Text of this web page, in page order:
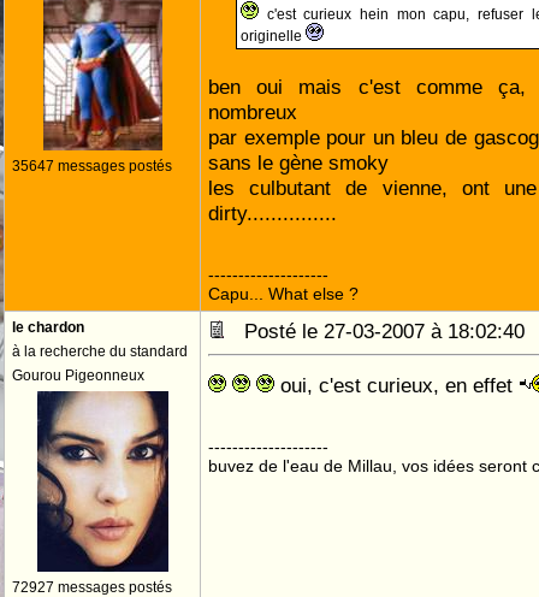
35647 messages postés
c'est curieux hein mon capu, refuser
originelle
ben oui mais c'est comme ça,
nombreux
par exemple pour un bleu de
sans le gène smoky
les culbutant de vienne, ont
dirty...............
--------------------
Capu... What else ?
le chardon
à la recherche du standard
Gourou Pigeonneux
72927 messages postés
Posté le 27-03-2007 à
oui, c'est curieux, en effet
--------------------
buvez de l'eau de Millau, vos idées seront